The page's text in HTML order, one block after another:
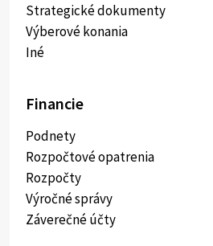
Strategické dokumenty
Výberové konania
Iné
Financie
Podnety
Rozpočtové opatrenia
Rozpočty
Výročné správy
Záverečné účty